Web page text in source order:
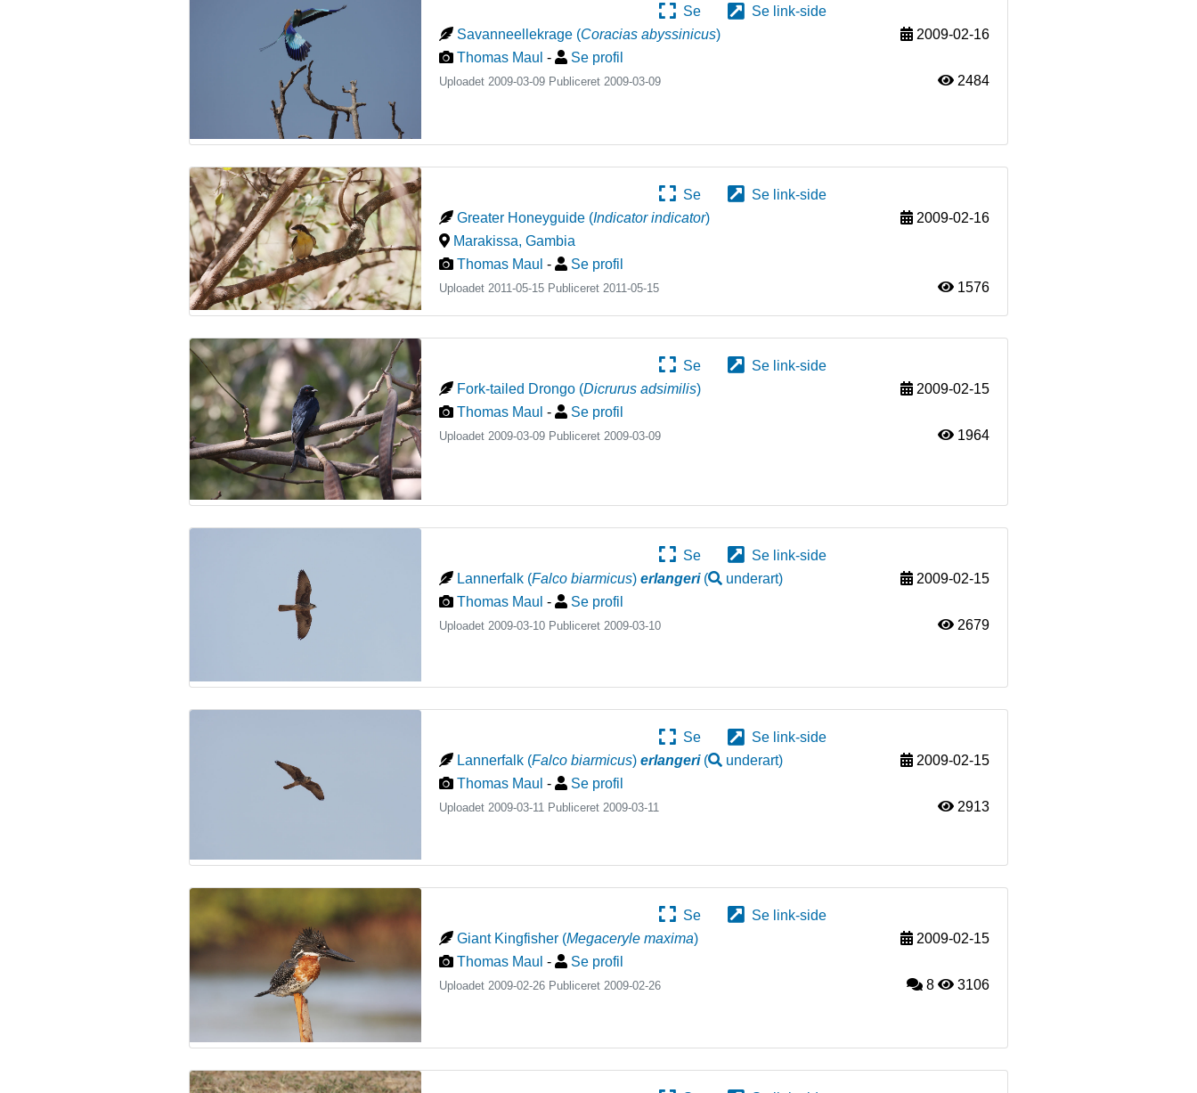
Se
Se link-side
Savanneellekrage (Coracias abyssinicus)
2009-02-16
Thomas Maul - Se profil
Uploadet 2009-03-09 Publiceret2009-03-09 2484
Se
Se link-side
Greater Honeyguide (Indicator indicator)
2009-02-16
Marakissa,Gambia
Thomas Maul - Se profil
Uploadet 2011-05-15 Publiceret 2011-05-15 1576
Se
Se link-side
Fork-tailed Drongo (Dicrurus adsimilis)
2009-02-15
Thomas Maul - Se profil
Uploadet 2009-03-09 Publiceret 2009-03-09 1964
Se
Se link-side
Lannerfalk (Falco biarmicus)erlangeri( underart)
2009-02-15
Thomas Maul - Se profil
Uploadet 2009-03-10 Publiceret 2009-03-10 2679
Se
Se link-side
Lannerfalk (Falco biarmicus)erlangeri( underart)
2009-02-15
Thomas Maul - Se profil
Uploadet 2009-03-11 Publiceret2009-03-11 2913
Se
Se link-side
Giant Kingfisher (Megaceryle maxima)
2009-02-15
Thomas Maul - Se profil
Uploadet 2009-02-26 Publiceret 2009-02-26 8 3106